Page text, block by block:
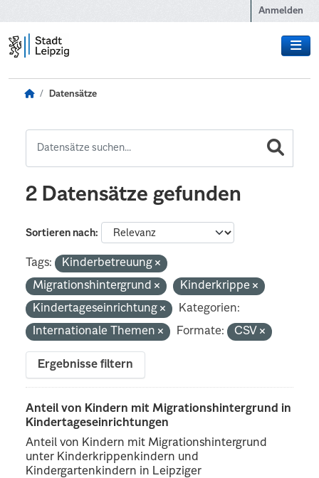
Anmelden
Datensätze
2 Datensätze gefunden
Sortieren nach
Tags:
Kinderbetreuung
Migrationshintergrund
Kinderkrippe
Kindertageseinrichtung
Kategorien:
Internationale Themen
Formate: CSV
Ergebnisse filtern
Anteil von Kindern mit Migrationshintergrund in
Kindertageseinrichtungen
Anteil von Kindern mit Migrationshintergrund
unter Kinderkrippenkindern und
Kindergartenkindern in Leipziger